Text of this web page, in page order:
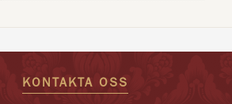
KONTAKTA OSS